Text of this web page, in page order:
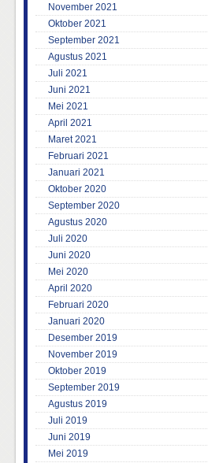
November 2021
Oktober 2021
September 2021
Agustus 2021
Juli 2021
Juni 2021
Mei 2021
April 2021
Maret 2021
Februari 2021
Januari 2021
Oktober 2020
September 2020
Agustus 2020
Juli 2020
Juni 2020
Mei 2020
April 2020
Februari 2020
Januari 2020
Desember 2019
November 2019
Oktober 2019
September 2019
Agustus 2019
Juli 2019
Juni 2019
Mei 2019